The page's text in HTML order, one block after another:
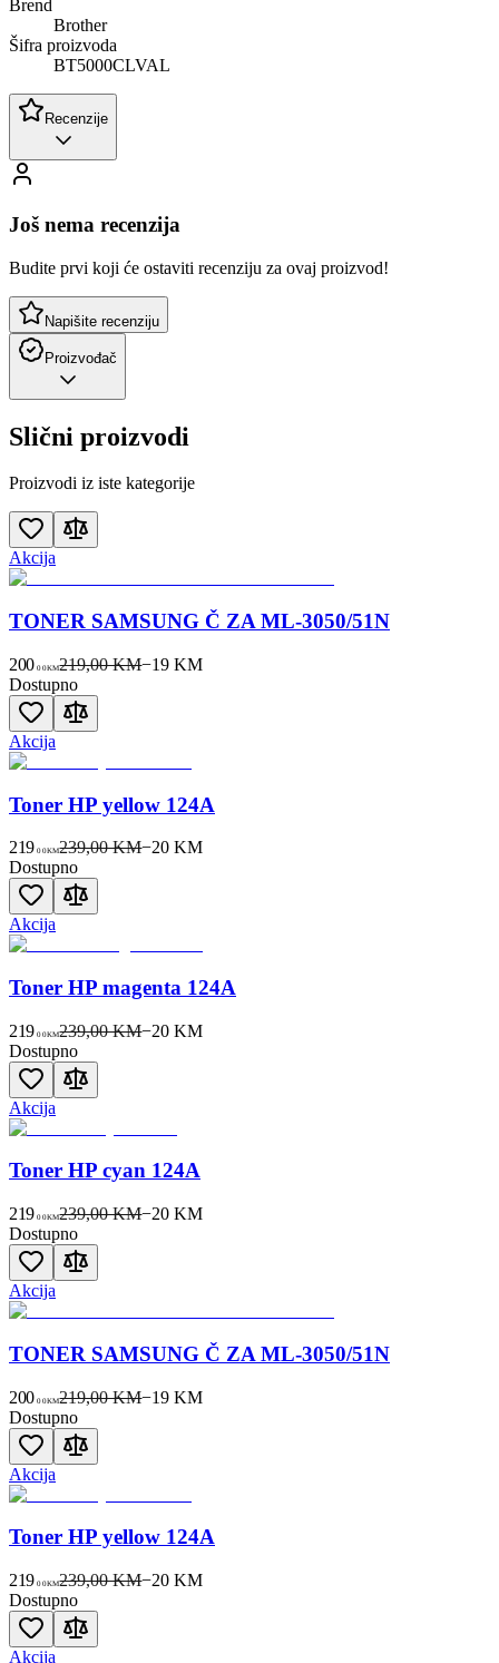
Brend
Brother
Šifra proizvoda
BT5000CLVAL
Recenzije
Još nema recenzija
Budite prvi koji će ostaviti recenziju za ovaj proizvod!
Napišite recenziju
Proizvođač
Slični proizvodi
Proizvodi iz iste kategorije
Akcija
TONER SAMSUNG Č ZA ML-3050/51N
200 00KM219,00 KM−19 KM
Dostupno
Akcija
Toner HP yellow 124A
219 00KM239,00 KM−20 KM
Dostupno
Akcija
Toner HP magenta 124A
219 00KM239,00 KM−20 KM
Dostupno
Akcija
Toner HP cyan 124A
219 00KM239,00 KM−20 KM
Dostupno
Akcija
TONER SAMSUNG Č ZA ML-3050/51N
200 00KM219,00 KM−19 KM
Dostupno
Akcija
Toner HP yellow 124A
219 00KM239,00 KM−20 KM
Dostupno
Akcija